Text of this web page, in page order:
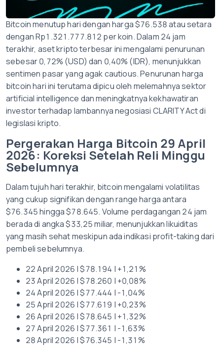
Bitcoin menutup hari dengan harga $76.538 atau setara
dengan Rp1.321.777.812 per koin. Dalam 24 jam
terakhir, aset kripto terbesar ini mengalami penurunan
sebesar 0,72% (USD) dan 0,40% (IDR), menunjukkan
sentimen pasar yang agak cautious. Penurunan harga
bitcoin hari ini terutama dipicu oleh melemahnya sektor
artificial intelligence dan meningkatnya kekhawatiran
investor terhadap lambannya negosiasi CLARITY Act di
legislasi kripto.
Pergerakan Harga Bitcoin 29 April
2026: Koreksi Setelah Reli Minggu
Sebelumnya
Dalam tujuh hari terakhir, bitcoin mengalami volatilitas
yang cukup signifikan dengan range harga antara
$76.345 hingga $78.645. Volume perdagangan 24 jam
berada di angka $33,25 miliar, menunjukkan likuiditas
yang masih sehat meskipun ada indikasi profit-taking dari
pembeli sebelumnya.
22 April 2026 | $78.194 | +1,21%
23 April 2026 | $78.260 | +0,08%
24 April 2026 | $77.444 | -1,04%
25 April 2026 | $77.619 | +0,23%
26 April 2026 | $78.645 | +1,32%
27 April 2026 | $77.361 | -1,63%
28 April 2026 | $76.345 | -1,31%